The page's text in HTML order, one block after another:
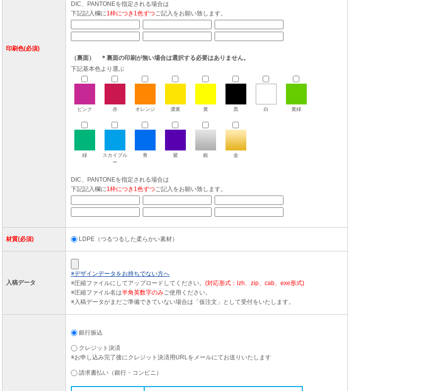
印刷色(必須)
DIC、PANTONEを指定される場合は
下記記入欄に1枠につき1色ずつご記入をお願い致します。
（裏面） ＊裏面の印刷が無い場合は選択する必要はありません。
下記基本色より選ぶ
ピンク 赤 オレンジ 濃黄 黄 黒 白 黄緑
緑
スカイブル
ー
青 紫 銀 金
DIC、PANTONEを指定される場合は
下記記入欄に1枠につき1色ずつご記入をお願い致します。
材質(必須) LDPE（つるつるした柔らかい素材）
入稿データ
※デザインデータをお持ちでない方へ
※圧縮ファイルにしてアップロードしてください。 (対応形式：lzh、zip、cab、exe形式)
※圧縮ファイル名は半角英数字のみご使用ください。
※入稿データがまだご準備できていない場合は「仮注文」として受付をいたします。
銀行振込
クレジット決済
※お申し込み完了後にクレジット決済用URLをメールにてお送りいたします
請求書払い（銀行・コンビニ）